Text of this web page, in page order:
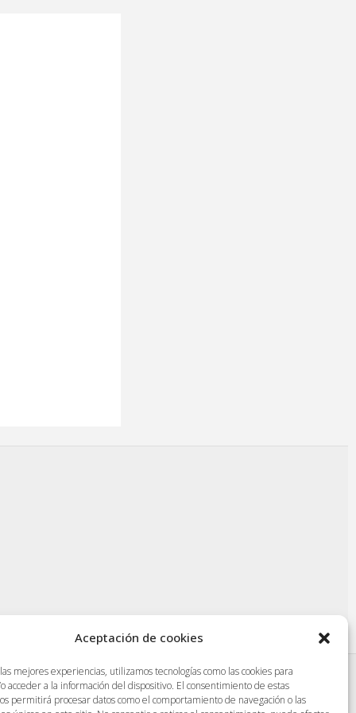
Aceptación de cookies
mejores experiencias, utilizamos tecnologías como las cookies para
acceder a la información del dispositivo. El consentimiento de estas
permitirá procesar datos como el comportamiento de navegación o las
| Protección de datos | Aviso legal |